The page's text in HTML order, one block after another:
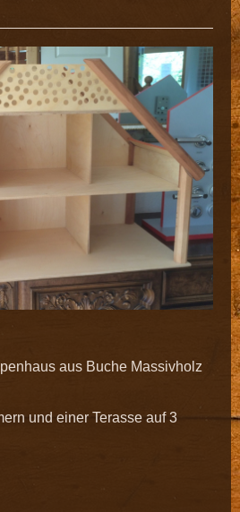
aus Buche Massivholz
und einer Terasse auf 3